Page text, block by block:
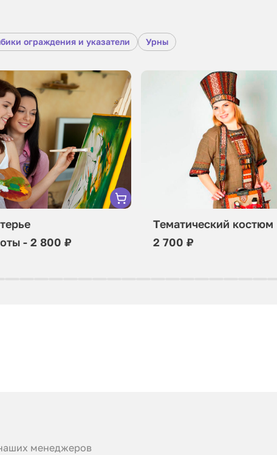
ограждения и указатели Урны
- 2 800 ₽
Тематический костюм
2 700 ₽
менеджеров